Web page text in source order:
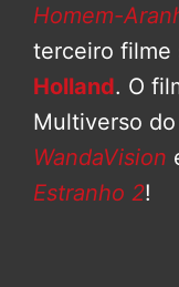
Homem-
terceiro filme
Holland. O
Multiverso
WandaVision
Estranho 2!